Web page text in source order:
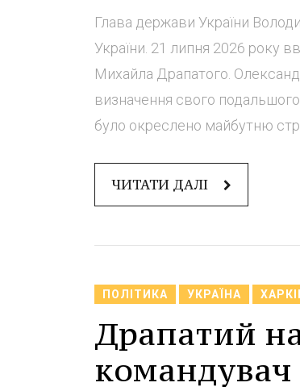
Глава держави України
України. 21 липня 2026 року
Михайла Драпатого.
визначення свого
було окреслено майбутню
ЧИТАТИ ДАЛІ
ПОЛІТИКА УКРАЇНА
Драпатий